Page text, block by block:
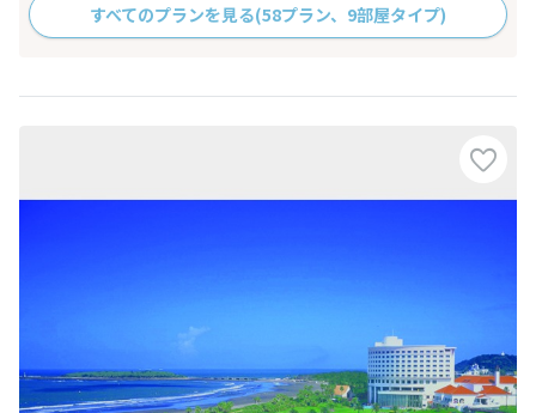
すべてのプランを見る(58プラン、9部屋タイプ)